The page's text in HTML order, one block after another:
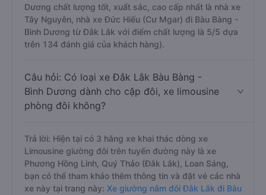
Dương chất lượng tốt, xuất sắc, cao cấp nhất là nhà xe
Tây Nguyên, nhà xe Đức Hiếu (Cư Mgar) đi Bàu Bàng -
Bình Dương từ Đắk Lắk với điểm chất lượng là 5/5 dựa
trên 134 đánh giá của khách hàng).
Câu hỏi: Có loại xe Đắk Lắk Bàu Bàng -
Bình Dương dành cho cặp đôi, xe limousine
phòng đôi không?
Trả lời: Hiện tại có 3 hãng xe khai thác dòng xe
Limousine giường đôi trên tuyến đường này là xe
Phương Hồng Linh, Quý Thảo (Đắk Lắk), Loan Sáng,
bạn có thể tham khảo thêm thông tin và đặt vé các nhà
xe này tại trang này: Xe giường nằm đôi Đắk Lắk đi Bàu